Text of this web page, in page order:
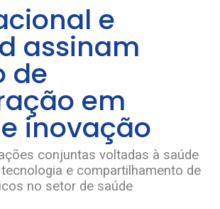
e
assinam
de
em
inovação
conjuntas voltadas à saúde
e compartilhamento de
no setor de saúde